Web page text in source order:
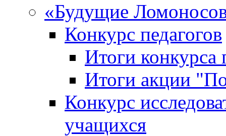
«Будущие
Конкурс педагогов
Итоги конкурса
Итоги акции
Конкурс
учащихся